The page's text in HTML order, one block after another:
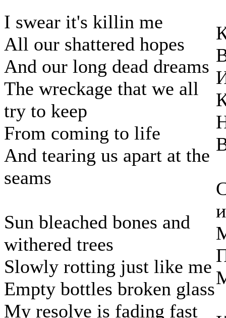
I swear it's killin me
All our shattered hopes
And our long dead dreams
The wreckage that we all
try to keep
From coming to life
And tearing us apart at the
seams
Sun bleached bones and
withered trees
Slowly rotting just like me
Empty bottles broken glass
My resolve is fading fast